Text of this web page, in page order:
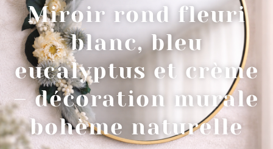
Miroir rond fleuri
blanc, bleu
eucalyptus et crème
– décoration murale
bohème naturelle